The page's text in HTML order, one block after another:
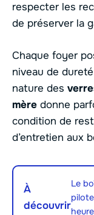
respecter les
de préserver la
Chaque foyer
niveau de
nature des
mère donne
condition de
d’entretien aux
À
découvrir
Le